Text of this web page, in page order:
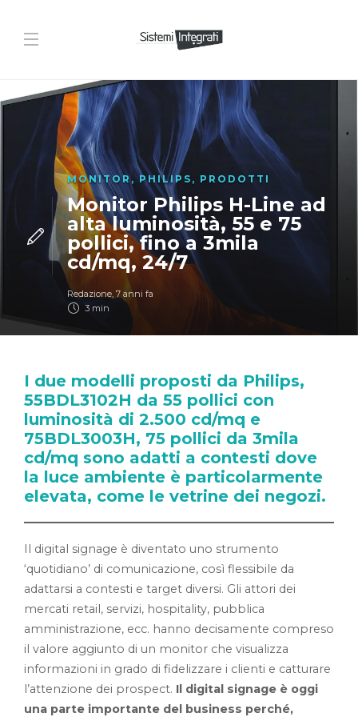
MONITOR,PHILIPS , PRODOTTI
Monitor Philips H-Line ad
alta luminosità, 55 e 75
pollici, fino a 3mila
cd/mq, 24/7
Redazione, 7 anni fa
3 min
I due modelli proposti da Philips,
55BDL3102H da 55 pollici con
luminosità di 2.500 cd/mq e
75BDL3003H, 75 pollici da 3mila
cd/mq sono adatti a contesti dove
la luce ambiente è particolarmente
elevata, come le vetrine dei negozi.
Il digital signage è diventato uno strumento
‘quotidiano’ di comunicazione, così flessibile da
adattarsi a contesti e target diversi. Gli attori dei
mercati retail, servizi, hospitality, pubblica
amministrazione, ecc. hanno decisamente compreso
il valore aggiunto di un monitor che visualizza
informazioni in grado di fidelizzare i clienti e catturare
l’attenzione dei prospect. Il digital signage è oggi
una parte importante del business perché,